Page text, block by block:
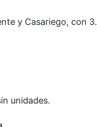
y Casariego, con 3.
unidades.